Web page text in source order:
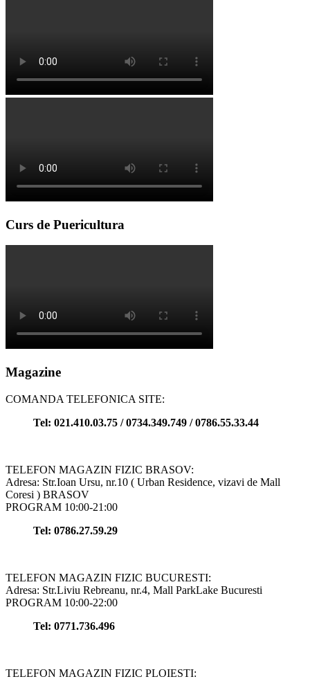
Curs de Puericultura
Magazine
COMANDA TELEFONICA SITE:
Tel: 021.410.03.75 / 0734.349.749 / 0786.55.33.44
TELEFON MAGAZIN FIZIC BRASOV:
Adresa: Str.Ioan Ursu, nr.10 ( Urban Residence, vizavi de Mall
Coresi ) BRASOV
PROGRAM 10:00-21:00
Tel: 0786.27.59.29
TELEFON MAGAZIN FIZIC BUCURESTI:
Adresa: Str.Liviu Rebreanu, nr.4, Mall ParkLake Bucuresti
PROGRAM 10:00-22:00
Tel: 0771.736.496
TELEFON MAGAZIN FIZIC PLOIESTI: